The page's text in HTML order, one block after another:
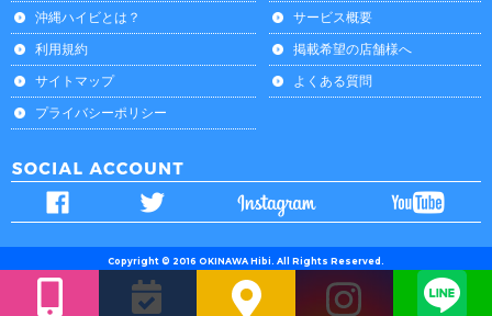
沖縄ハイビとは？
サービス概要
利用規約
掲載希望の店舗様へ
サイトマップ
よくある質問
プライバシーポリシー
Copyright © 2016 OKINAWA Hibi. All Rights Reserved.